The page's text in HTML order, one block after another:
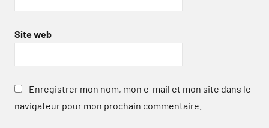
Site web
Enregistrer mon nom, mon e-mail et mon site dans le
navigateur pour mon prochain commentaire.